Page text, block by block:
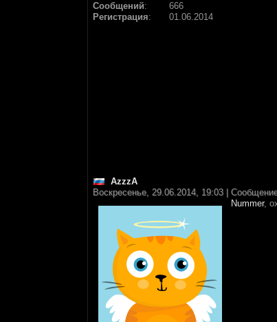
Сообщений:
666
Регистрация: 01.06.2014
AzzzA
Воскресенье, 29.06.2014, 19:03 |
Nummer,